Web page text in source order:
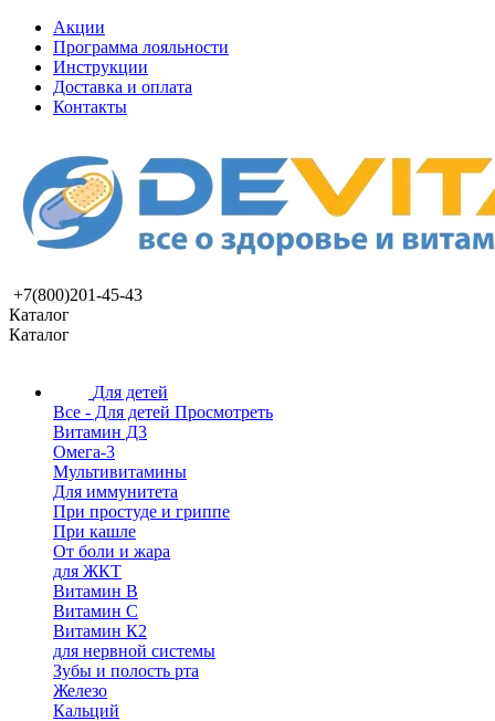
Акции
Программа лояльности
Инструкции
Доставка и оплата
Контакты
+7(800)201-45-43
Каталог
Каталог
Для детей
Все - Для детей Просмотреть
Витамин Д3
Омега-3
Мультивитамины
Для иммунитета
При простуде и гриппе
При кашле
От боли и жара
для ЖКТ
Витамин В
Витамин С
Витамин К2
для нервной системы
Зубы и полость рта
Железо
Кальций